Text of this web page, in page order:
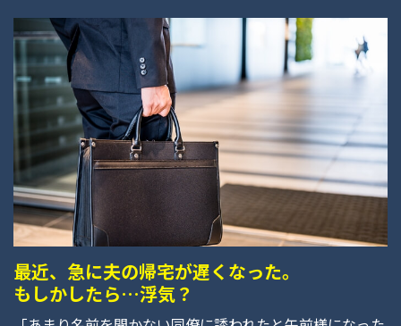
最近、急に夫の帰宅が遅くなった。
もしかしたら…浮気？